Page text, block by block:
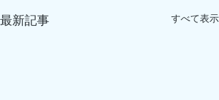
最新記事 すべて表示